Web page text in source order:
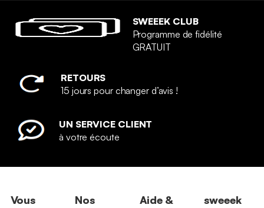
SWEEEK CLUB
Programme de fidélité
GRATUIT
RETOURS
15 jours pour changer d’avis !
UN SERVICE CLIENT
à votre écoute
Vous
Nos
Aide &
sweeek